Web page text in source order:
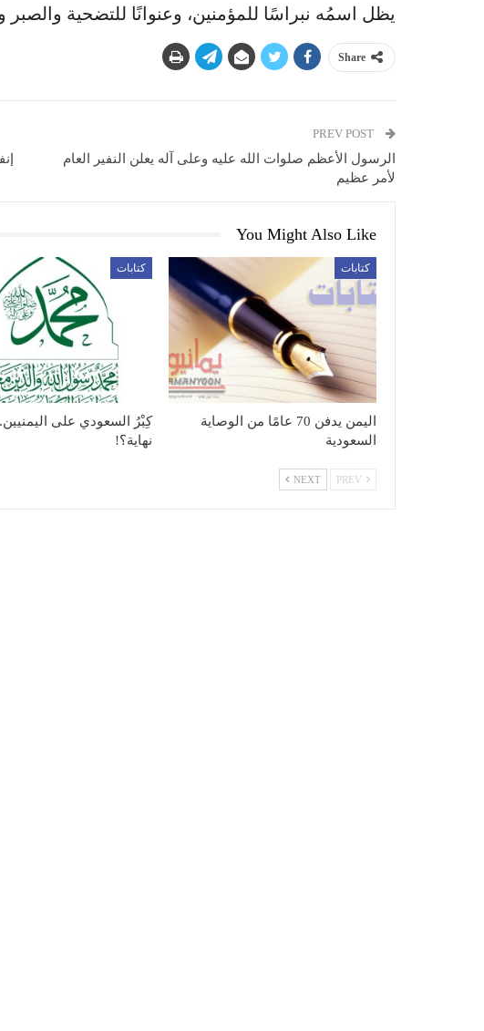
يظل اسمُه نبراسًا للمؤمنين، وعنوانًا للتضحية
Share
الرسول الأعظم صلوات الله عليه وعلى آله يعلن النفير العام
لأمر عظيم
You Might Also Like
كتابات
اليمن يدفن 70 عامًا من الوصاية
السعودية
كتابات
كِبْرُ السعودي على
نهاية؟!
NEXT